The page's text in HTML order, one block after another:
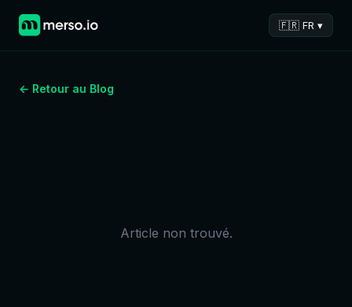
🇫🇷 FR ▾
← Retour au Blog
Article non trouvé.